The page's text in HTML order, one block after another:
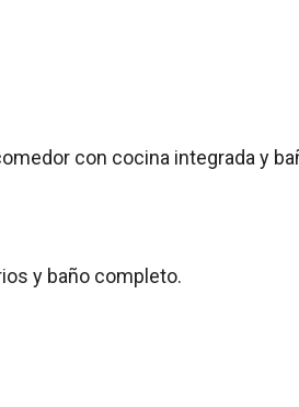
con cocina integrada y
y baño completo.